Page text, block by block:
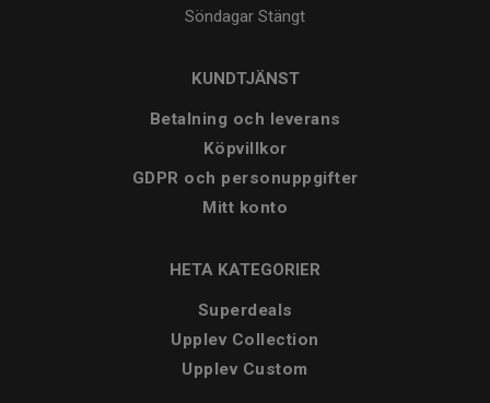
Söndagar Stängt
KUNDTJÄNST
Betalning och leverans
Köpvillkor
GDPR och personuppgifter
Mitt konto
HETA KATEGORIER
Superdeals
Upplev Collection
Upplev Custom